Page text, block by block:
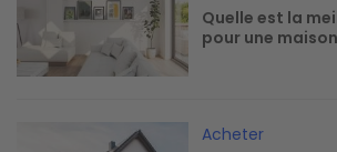
Quelle est la
pour une
Acheter